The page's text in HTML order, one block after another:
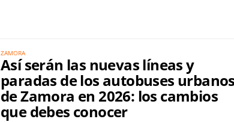
ZAMORA
Así serán las nuevas líneas y
paradas de los autobuses
de Zamora en 2026: los cambios
que debes conocer